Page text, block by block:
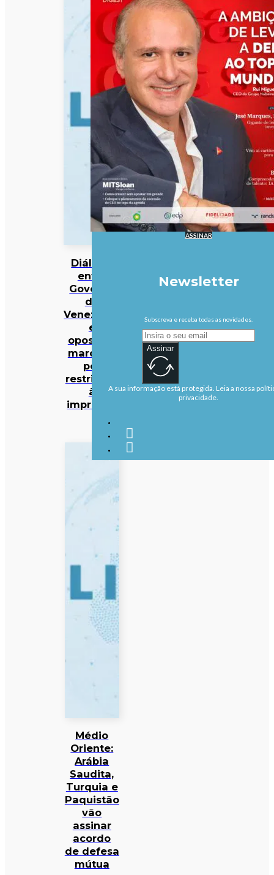
Diálogo
entre
Governo
da
Venezuela
e
oposição
marcado
por
restrições
à
imprensa
Médio
Oriente:
Arábia
Saudita,
Turquia e
Paquistão
vão
assinar
acordo
de defesa
mútua
ASSINAR
Newsletter
Subscreva e receba todas as novidades.
Assinar
A sua informação está protegida. Leia a nossa
privacidade.